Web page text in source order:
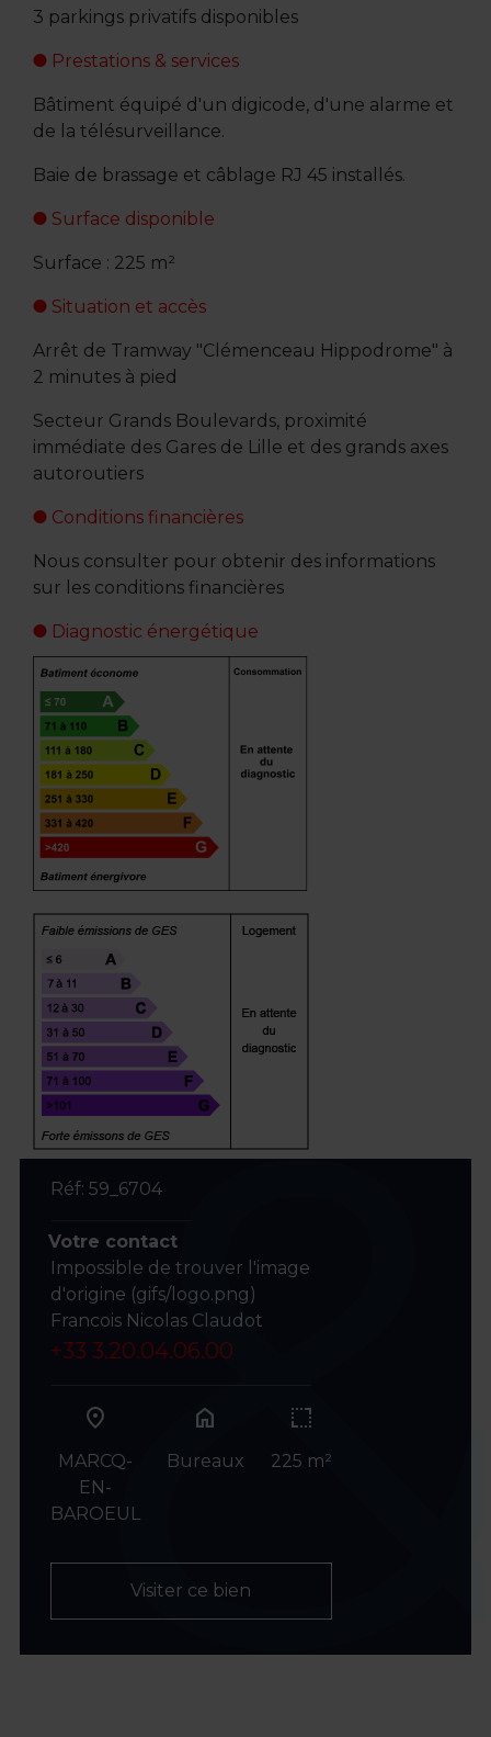
3 parkings privatifs disponibles
Prestations & services
Bâtiment équipé d'un digicode, d'une alarme et
de la télésurveillance.
Baie de brassage et câblage RJ 45 installés.
Surface disponible
Surface : 225 m²
Situation et accès
Arrêt de Tramway "Clémenceau Hippodrome" à
2 minutes à pied
Secteur Grands Boulevards, proximité
immédiate des Gares de Lille et des grands axes
autoroutiers
Conditions financières
Nous consulter pour obtenir des informations
sur les conditions financières
Diagnostic énergétique
Réf: 59_6704
Votre contact
Impossible de trouver l'image
d'origine (gifs/logo.png)
Francois Nicolas Claudot
+33 3.20.04.06.00
MARCQ-
EN-
BAROEUL
home
Bureaux 225 m²
Visiter ce bien